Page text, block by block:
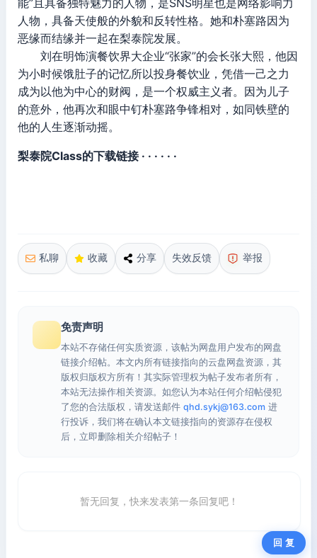
能”且具备独特魅力的人物，是SNS明星也是网络影响力
人物，具备天使般的外貌和反转性格。她和朴塞路因为
恶缘而结缘并一起在梨泰院发展。
刘在明饰演餐饮界大企业“张家”的会长张大熙，他因
为小时候饿肚子的记忆所以投身餐饮业，凭借一己之力
成为以他为中心的财阀，是一个权威主义者。因为儿子
的意外，他再次和眼中钉朴塞路争锋相对，如同铁壁的
他的人生逐渐动摇。
梨泰院Class的下载链接 · · · · · ·
私聊 收藏 分享 失效反馈 举报
免责声明
本站不存储任何实质资源，该帖为网盘用户发布的网盘
链接介绍帖。本文内所有链接指向的云盘网盘资源，其
版权归版权方所有！其实际管理权为帖子发布者所有，
本站无法操作相关资源。如您认为本站任何介绍帖侵犯
了您的合法版权，请发送邮件 qhd.sykj@163.com 进
行投诉，我们将在确认本文链接指向的资源存在侵权
后，立即删除相关介绍帖子！
暂无回复，快来发表第一条回复吧！
回 复